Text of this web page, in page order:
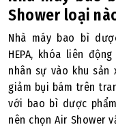
Shower loại
Nhà máy bao bì
HEPA, khóa liên
nhân sự vào khu
giảm bụi bám trên
với bao bì dược
nên chọn Air Shower